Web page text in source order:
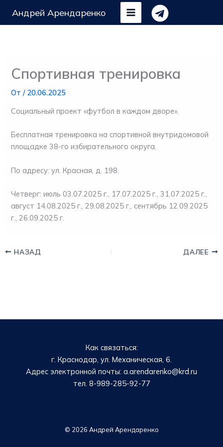
Андрей Арендаренко
Спортивная тренировка
От/ 20.06.2025
Социальный проект «футбол в каждом дворе».
Бесплатная тренировка на спортивной внутридомовой
площадке 38-го избирательного округа.
По адресу: ул. Красная, д. 198.
Четверг: июль 03.07.2025 г., 17.07.2025 г., 31.07.2025 г.,
август 14.08.2025 г., 29.08.2025 г., сентябрь 12.09.2025
г., 26.09.2025 г.
НАЗАД ДАЛЕЕ
Как связаться:
г. Краснодар, ул. Механическая, 6.
Адрес электронной почты: a.arendarenko@krd.ru
тел. 8-989-285-92-77
© 2026 Андрей Арендаренко